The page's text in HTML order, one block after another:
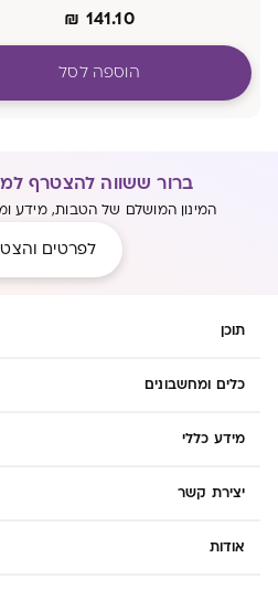
₪ 141.10
הוספה לסל
ברור ששווה להצטרף
המינון המושלם של הטבות, מידע
לפרטים
תוכן
כלים ומחשבונים
מידע כללי
יצירת קשר
אודות